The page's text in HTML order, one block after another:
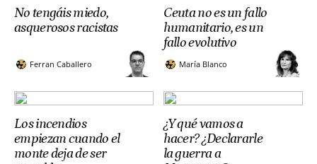
No tengáis miedo,
asquerosos racistas
Ferran Caballero
Ceuta no es un fallo
humanitario, es un
fallo evolutivo
María Blanco
Los incendios
empiezan cuando el
monte deja de ser
¿Y qué vamos a
hacer? ¿Declararle
la guerra a